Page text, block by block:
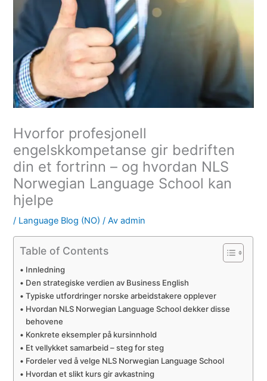
Hvorfor profesjonell
engelskkompetanse gir bedriften
din et fortrinn – og hvordan NLS
Norwegian Language School kan
hjelpe
/ Language Blog (NO) / Av admin
Table of Contents
Innledning
Den strategiske verdien av Business English
Typiske utfordringer norske arbeidstakere opplever
Hvordan NLS Norwegian Language School dekker disse
behovene
Konkrete eksempler på kursinnhold
Et vellykket samarbeid – steg for steg
Fordeler ved å velge NLS Norwegian Language School
Hvordan et slikt kurs gir avkastning